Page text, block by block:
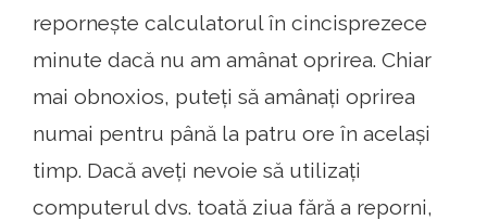
repornește calculatorul în cincisprezece
minute dacă nu am amânat oprirea. Chiar
mai obnoxios, puteți să amânați oprirea
numai pentru până la patru ore în același
timp. Dacă aveți nevoie să utilizați
computerul dvs. toată ziua fără a reporni,